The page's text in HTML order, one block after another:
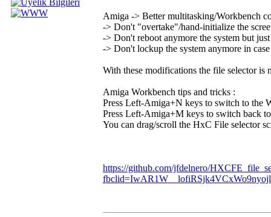
Amiga -> Better multitasking/Workbench
-> Don't "overtake"/hand-initialize the
-> Don't reboot anymore the system but
-> Don't lockup the system anymore in
With these modifications the file selector
Amiga Workbench tips and tricks :
Press Left-Amiga+N keys to switch to the
Press Left-Amiga+M keys to switch back
You can drag/scroll the HxC File selector
https://github.com/jfdelnero/